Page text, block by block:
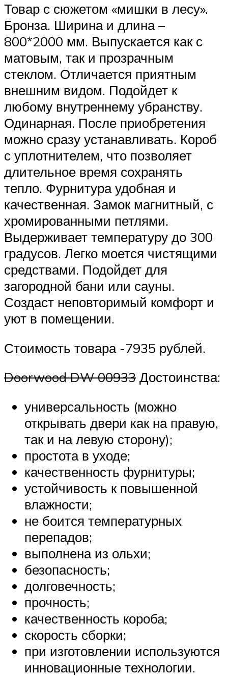
Товар с сюжетом «мишки в лесу».
Бронза. Ширина и длина –
800*2000 мм. Выпускается как с
матовым, так и прозрачным
стеклом. Отличается приятным
внешним видом. Подойдет к
любому внутреннему убранству.
Одинарная. После приобретения
можно сразу устанавливать. Короб
с уплотнителем, что позволяет
длительное время сохранять
тепло. Фурнитура удобная и
качественная. Замок магнитный, с
хромированными петлями.
Выдерживает температуру до 300
градусов. Легко моется чистящими
средствами. Подойдет для
загородной бани или сауны.
Создаст неповторимый комфорт и
уют в помещении.
Стоимость товара -7935 рублей.
Doorwood DW 00933 Достоинства:
универсальность (можно
открывать двери как на правую,
так и на левую сторону);
простота в уходе;
качественность фурнитуры;
устойчивость к повышенной
влажности;
не боится температурных
перепадов;
выполнена из ольхи;
безопасность;
долговечность;
прочность;
качественность короба;
скорость сборки;
при изготовлении используются
инновационные технологии.